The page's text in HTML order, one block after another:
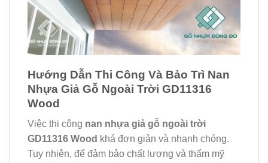
Hướng Dẫn Thi Công Và Bảo Trì Nan
Nhựa Giả Gỗ Ngoài Trời GD11316
Wood
Việc thi công nan nhựa giả gỗ ngoài trời
GD11316 Wood khá đơn giản và nhanh chóng.
Tuy nhiên, để đảm bảo chất lượng và thẩm mỹ